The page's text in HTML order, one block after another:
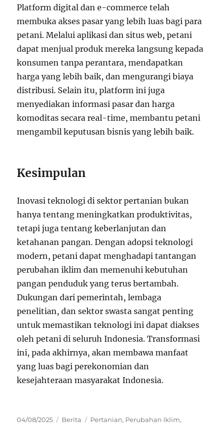
Platform digital dan e-commerce telah
membuka akses pasar yang lebih luas bagi para
petani. Melalui aplikasi dan situs web, petani
dapat menjual produk mereka langsung kepada
konsumen tanpa perantara, mendapatkan
harga yang lebih baik, dan mengurangi biaya
distribusi. Selain itu, platform ini juga
menyediakan informasi pasar dan harga
komoditas secara real-time, membantu petani
mengambil keputusan bisnis yang lebih baik.
Kesimpulan
Inovasi teknologi di sektor pertanian bukan
hanya tentang meningkatkan produktivitas,
tetapi juga tentang keberlanjutan dan
ketahanan pangan. Dengan adopsi teknologi
modern, petani dapat menghadapi tantangan
perubahan iklim dan memenuhi kebutuhan
pangan penduduk yang terus bertambah.
Dukungan dari pemerintah, lembaga
penelitian, dan sektor swasta sangat penting
untuk memastikan teknologi ini dapat diakses
oleh petani di seluruh Indonesia. Transformasi
ini, pada akhirnya, akan membawa manfaat
yang luas bagi perekonomian dan
kesejahteraan masyarakat Indonesia.
Posted
04/08/2025 Categories
Berita Tags
Pertanian, Perubahan Iklim,